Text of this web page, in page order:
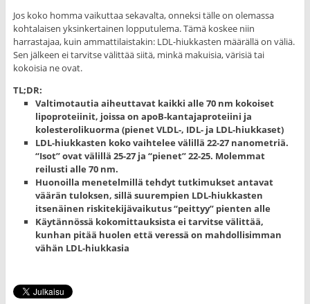
Jos koko homma vaikuttaa sekavalta, onneksi tälle on olemassa
kohtalaisen yksinkertainen lopputulema. Tämä koskee niin
harrastajaa, kuin ammattilaistakin: LDL-hiukkasten määrällä on väliä.
Sen jälkeen ei tarvitse välittää siitä, minkä makuisia, värisiä tai
kokoisia ne ovat.
TL;DR:
Valtimotautia aiheuttavat kaikki alle 70 nm kokoiset
lipoproteiinit, joissa on apoB-kantajaproteiini ja
kolesterolikuorma (pienet VLDL-, IDL- ja LDL-hiukkaset)
LDL-hiukkasten koko vaihtelee välillä 22-27 nanometriä.
“Isot” ovat välillä 25-27 ja “pienet” 22-25. Molemmat
reilusti alle 70 nm.
Huonoilla menetelmillä tehdyt tutkimukset antavat
väärän tuloksen, sillä suurempien LDL-hiukkasten
itsenäinen riskitekijävaikutus “peittyy” pienten alle
Käytännössä kokomittauksista ei tarvitse välittää,
kunhan pitää huolen että veressä on mahdollisimman
vähän LDL-hiukkasia